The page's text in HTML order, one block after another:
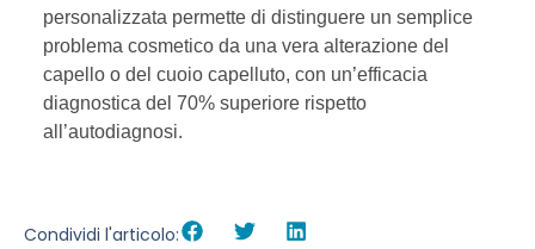
personalizzata permette di distinguere un semplice
problema cosmetico da una vera alterazione del
capello o del cuoio capelluto, con un’efficacia
diagnostica del 70% superiore rispetto
all’autodiagnosi.
Condividi l'articolo: